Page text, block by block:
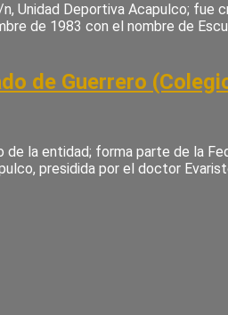
Unidad Deportiva Acapulco;
de 1983 con el nombre de
de Guerrero
la entidad; forma parte de la
presidida por el doctor